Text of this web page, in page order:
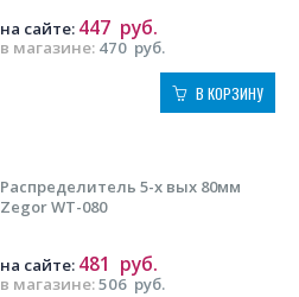
в магазине: 470 руб.
на сайте: 447 руб.
В КОРЗИНУ
Распределитель 5-х вых 80мм
Zegor WT-080
в магазине:506 руб.
на сайте: 481 руб.